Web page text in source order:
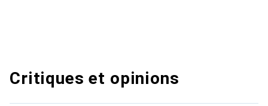
Critiques et opinions